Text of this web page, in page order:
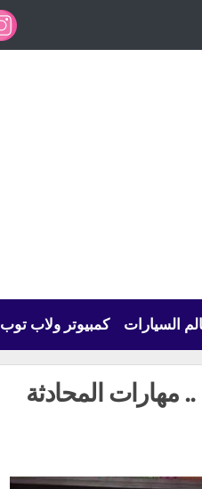
السيارات كمبيوتر ولاب توب
.. مهارات المحادثة